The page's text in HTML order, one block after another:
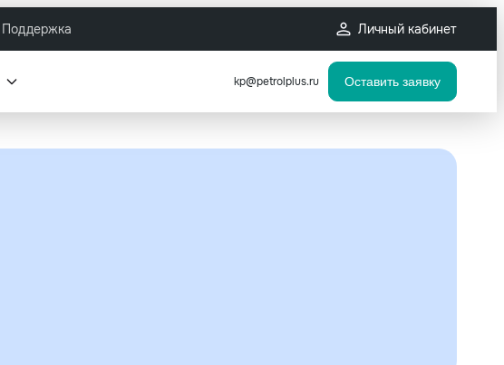
Поддержка Личный кабинет
kp@petrolplus.ru Оставить заявку